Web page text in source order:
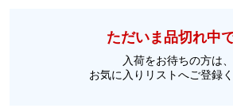
ただいま品切れ中
入荷をお待ちの方は、
お気に入りリストへご登録